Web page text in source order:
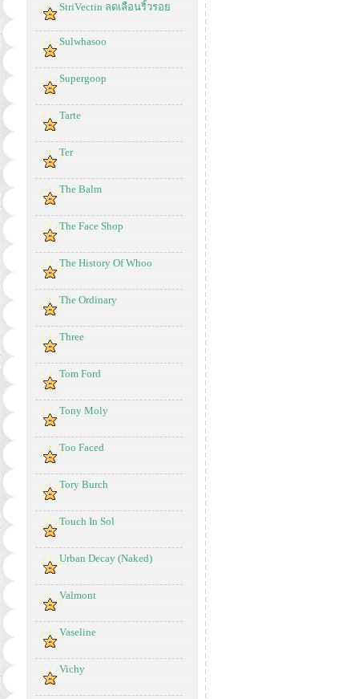
StriVectin ลดเลือนริ้วรอย
Sulwhasoo
Supergoop
Tarte
Ter
The Balm
The Face Shop
The History Of Whoo
The Ordinary
Three
Tom Ford
Tony Moly
Too Faced
Tory Burch
Touch In Sol
Urban Decay (Naked)
Valmont
Vaseline
Vichy